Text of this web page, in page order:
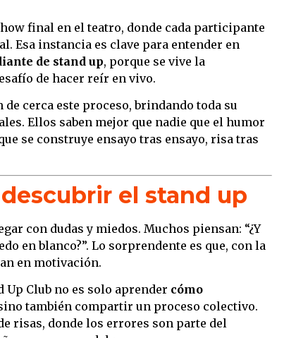
final en el teatro, donde cada participante
Esa instancia es clave para entender en
de stand up, porque se vive la
de hacer reír en vivo.
cerca este proceso, brindando toda su
Ellos saben mejor que nadie que el humor
se construye ensayo tras ensayo, risa tras
el stand up
con dudas y miedos. Muchos piensan: “¿Y
en blanco?”. Lo sorprendente es que, con la
en motivación.
Club no es solo aprender cómo
también compartir un proceso colectivo.
risas, donde los errores son parte del